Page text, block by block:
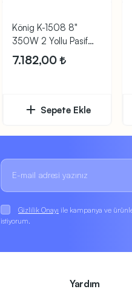
König K-1508 8"
350W 2 Yollu Pasif
Siyah Kabin
7.182,00
Sepete Ekle
Gizlilik Onayı ile kampanya ve
istiyorum.
Yardım